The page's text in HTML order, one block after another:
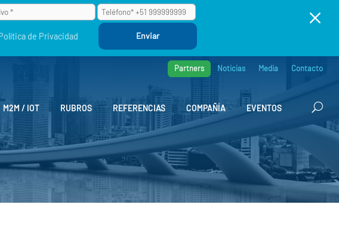
de Privacidad
M
Partners Noticias Media Contacto
M2M / IOT RUBROS REFERENCIAS COMPAÑÍA EVENTOS